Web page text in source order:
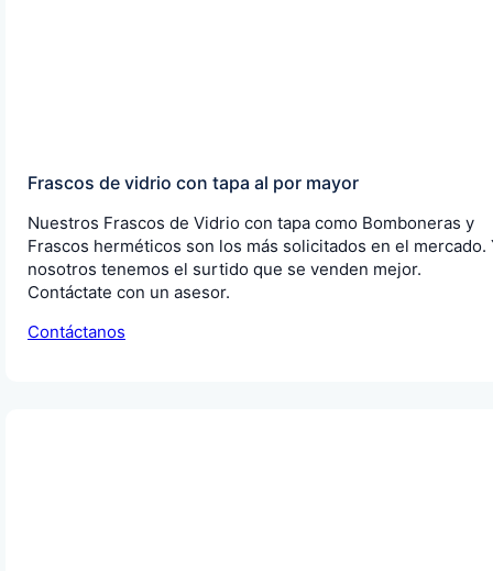
Frascos de vidrio con tapa al por mayor
Nuestros Frascos de Vidrio con tapa como Bomboneras y
Frascos herméticos son los más solicitados en el mercado.
nosotros tenemos el surtido que se venden mejor.
Contáctate con un asesor.
Contáctanos